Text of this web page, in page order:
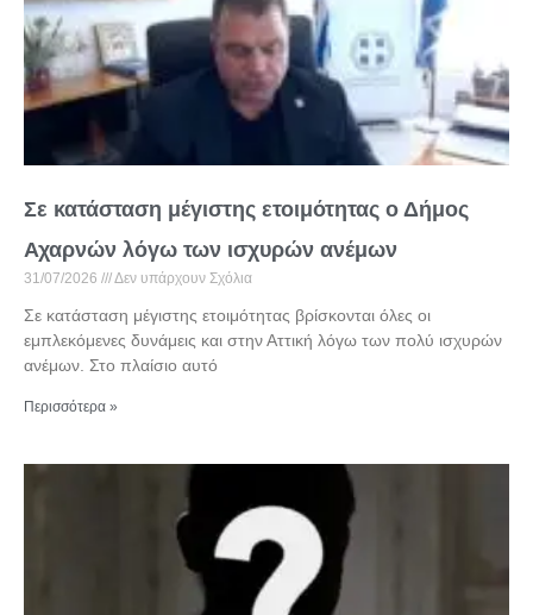
Σε κατάσταση μέγιστης ετοιμότητας ο Δήμος
Αχαρνών λόγω των ισχυρών ανέμων
31/07/2026 Δεν υπάρχουν Σχόλια
Σε κατάσταση μέγιστης ετοιμότητας βρίσκονται όλες οι
εμπλεκόμενες δυνάμεις και στην Αττική λόγω των πολύ ισχυρών
ανέμων. Στο πλαίσιο αυτό
Περισσότερα »